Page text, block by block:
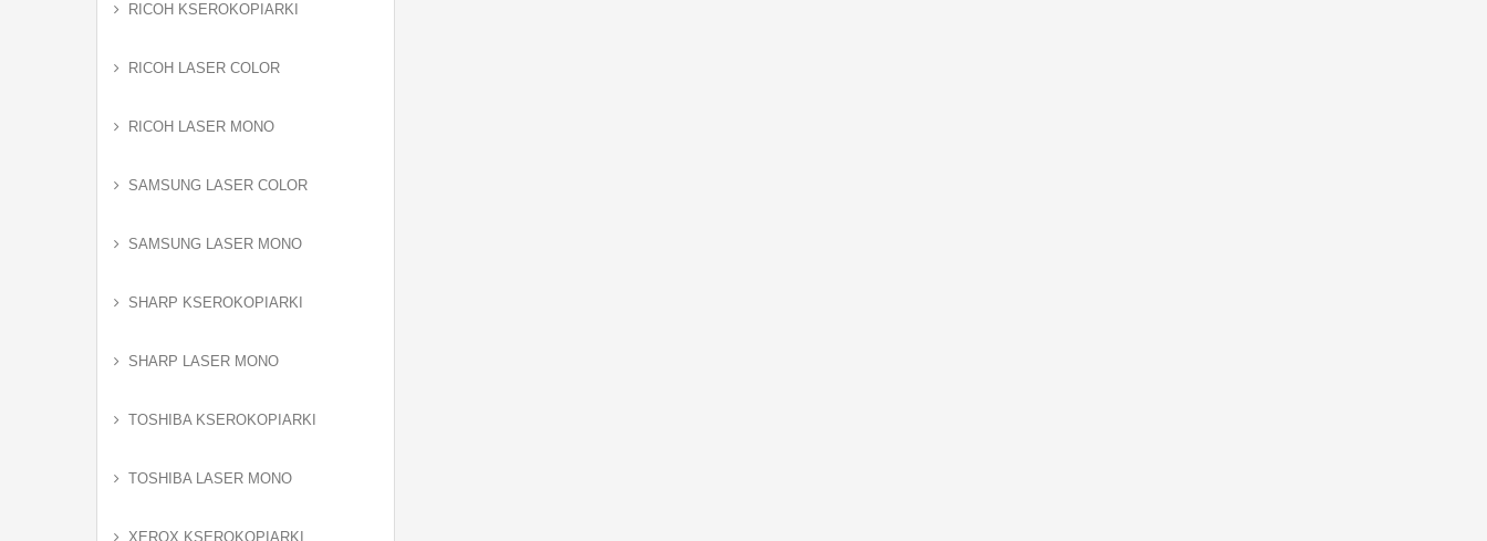
RICOH KSEROKOPIARKI
RICOH LASER COLOR
RICOH LASER MONO
SAMSUNG LASER COLOR
SAMSUNG LASER MONO
SHARP KSEROKOPIARKI
SHARP LASER MONO
TOSHIBA KSEROKOPIARKI
TOSHIBA LASER MONO
XEROX KSEROKOPIARKI